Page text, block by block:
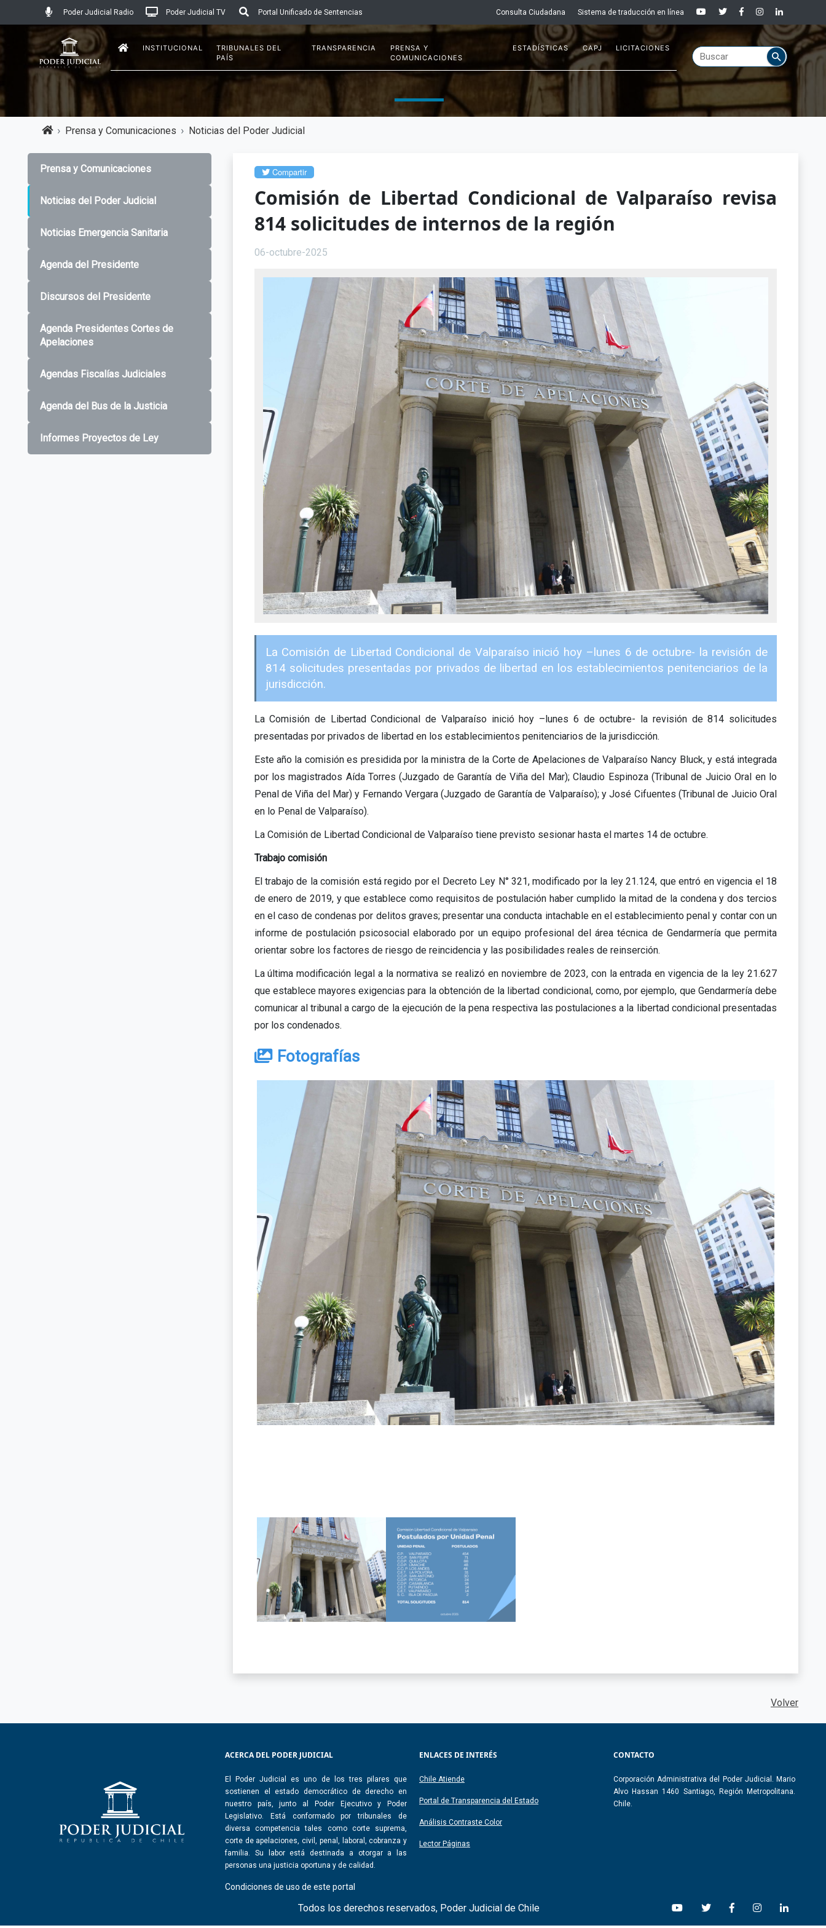
Poder Judicial Radio Poder Judicial TV Portal Unificado de Sentencias Consulta Ciudadana Sistema de traducción en línea
INSTITUCIONAL
TRIBUNALES DEL
PAÍS
TRANSPARENCIA
PRENSA Y
COMUNICACIONES
ESTADÍSTICAS CAPJ LICITACIONES
Prensa y Comunicaciones Noticias del Poder Judicial
Prensa y Comunicaciones
Noticias del Poder Judicial
Noticias Emergencia Sanitaria
Agenda del Presidente
Discursos del Presidente
Agenda Presidentes Cortes de
Apelaciones
Agendas Fiscalías Judiciales
Agenda del Bus de la Justicia
Informes Proyectos de Ley
Compartir
Comisión de Libertad Condicional de Valparaíso revisa
814 solicitudes de internos de la región
06-octubre-2025
La Comisión de Libertad Condicional de Valparaíso inició hoy –lunes 6 de octubre- la revisión de
814 solicitudes presentadas por privados de libertad en los establecimientos penitenciarios de la
jurisdicción.
La Comisión de Libertad Condicional de Valparaíso inició hoy –lunes 6 de octubre- la revisión de 814 solicitudes
presentadas por privados de libertad en los establecimientos penitenciarios de la jurisdicción.
Este año la comisión es presidida por la ministra de la Corte de Apelaciones de Valparaíso Nancy Bluck, y está integrada
por los magistrados Aída Torres (Juzgado de Garantía de Viña del Mar); Claudio Espinoza (Tribunal de Juicio Oral en lo
Penal de Viña del Mar) y Fernando Vergara (Juzgado de Garantía de Valparaíso); y José Cifuentes (Tribunal de Juicio Oral
en lo Penal de Valparaíso).
La Comisión de Libertad Condicional de Valparaíso tiene previsto sesionar hasta el martes 14 de octubre.
Trabajo comisión
El trabajo de la comisión está regido por el Decreto Ley N° 321, modificado por la ley 21.124, que entró en vigencia el 18
de enero de 2019, y que establece como requisitos de postulación haber cumplido la mitad de la condena y dos tercios
en el caso de condenas por delitos graves; presentar una conducta intachable en el establecimiento penal y contar con un
informe de postulación psicosocial elaborado por un equipo profesional del área técnica de Gendarmería que permita
orientar sobre los factores de riesgo de reincidencia y las posibilidades reales de reinserción.
La última modificación legal a la normativa se realizó en noviembre de 2023, con la entrada en vigencia de la ley 21.627
que establece mayores exigencias para la obtención de la libertad condicional, como, por ejemplo, que Gendarmería debe
comunicar al tribunal a cargo de la ejecución de la pena respectiva las postulaciones a la libertad condicional presentadas
por los condenados.
Fotografías
Volver
ACERCA DEL PODER JUDICIAL
El Poder Judicial es uno de los tres pilares que
sostienen el estado democrático de derecho en
nuestro país, junto al Poder Ejecutivo y Poder
Legislativo. Está conformado por tribunales de
diversa competencia tales como corte suprema,
corte de apelaciones, civil, penal, laboral, cobranza y
familia. Su labor está destinada a otorgar a las
personas una justicia oportuna y de calidad.
Condiciones de uso de este portal
ENLACES DE INTERÉS
Chile Atiende
Portal de Transparencia del Estado
Análisis Contraste Color
Lector Páginas
CONTACTO
Corporación Administrativa del Poder Judicial. Mario
Alvo Hassan 1460 Santiago, Región Metropolitana.
Chile.
Todos los derechos reservados, Poder Judicial de Chile